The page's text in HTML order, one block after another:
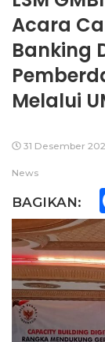
Acara
Banking
Melalui
31 Desember
News
BAGIKAN: